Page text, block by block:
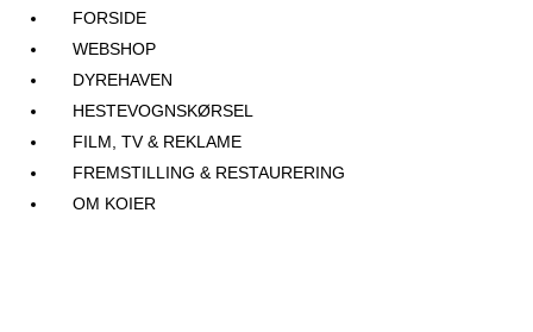
FORSIDE
WEBSHOP
DYREHAVEN
HESTEVOGNSKØRSEL
FILM, TV & REKLAME
FREMSTILLING & RESTAURERING​
OM KOIER